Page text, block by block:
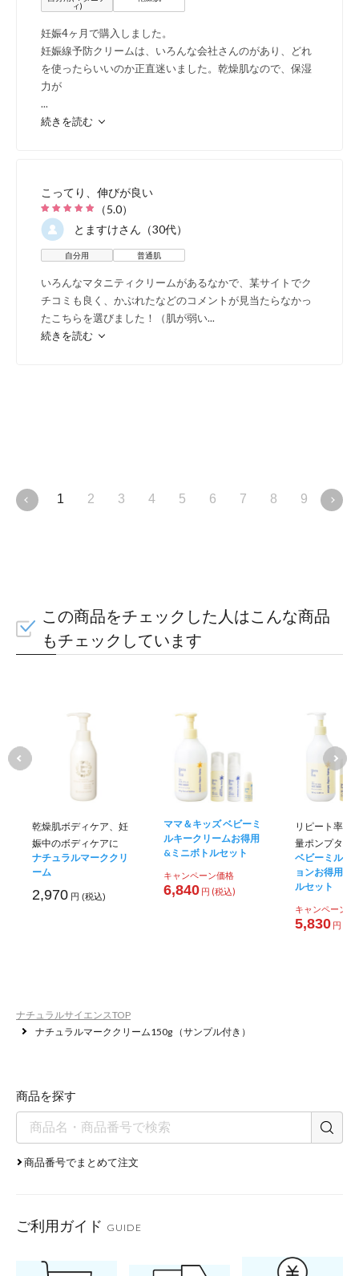
も、塗布前と比べて約
ができました。（ナチュラ
肌を柔らかく、伸びを良
急激に大きくなってもひ
に。
ィ)
妊娠4ヶ月で購入しました。
妊娠線予防クリームは、いろんな会社さんのがあり、どれ
を使ったらいいのか正直迷いました。乾燥肌なので、保湿
力が
...
続きを読む
こってり、伸びが良い
（5.0）
とますけさん（30代）
自分用 普通肌
いろんなマタニティクリームがあるなかで、某サイトでク
チコミも良く、かぶれたなどのコメントが見当たらなかっ
たこちらを選びました！（肌が弱い...
続きを読む
1 2 3 4 5 6 7 8 9 10
この商品をチェックした人はこんな商品
もチェックしています
乾燥肌ボディケア、妊
娠中のボディケアに
ナチュラルマーククリ
ーム
2,970 円 (税込)
ママ＆キッズ ベビーミ
ルキークリームお得用
&ミニボトルセット
キャンペーン価格
6,840 円 (税込)
リピート率
量ポンプタイ
ベビーミルキ
ョンお得用&
ルセット
キャンペーン価
5,830 円 (税
ナチュラルサイエンスTOP
ナチュラルマーククリーム150g （サンプル付き）
商品を探す
商品番号でまとめて注文
ご利用ガイド GUIDE